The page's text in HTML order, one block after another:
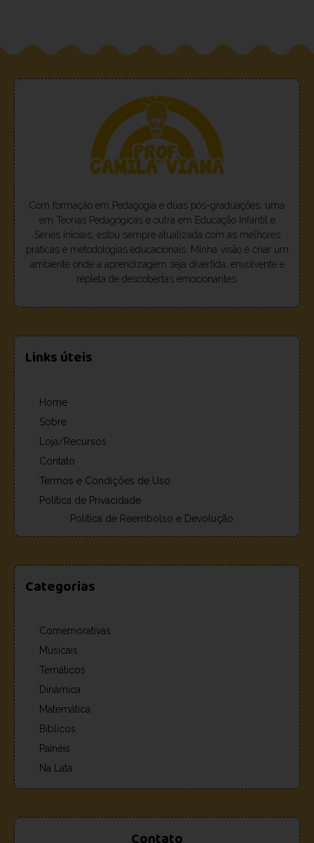
Com formação em Pedagogia e duas pós-graduações, uma
em Teorias Pedagógicas e outra em Educação Infantil e
Séries Iniciais, estou sempre atualizada com as melhores
práticas e metodologias educacionais. Minha visão é criar um
ambiente onde a aprendizagem seja divertida, envolvente e
repleta de descobertas emocionantes.
Links úteis
Home
Sobre
Loja/Recursos
Contato
Termos e Condições de Uso
Política de Privacidade
Política de Reembolso e Devolução
Categorias
Comemorativas
Músicais
Temáticos
Dinâmica
Matemática
Bíblicos
Painéis
Na Lata